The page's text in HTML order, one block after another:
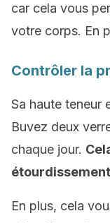
car cela vous
votre corps. En
Contrôler la
Sa haute teneur
Buvez deux
chaque jour.
En plus, cela